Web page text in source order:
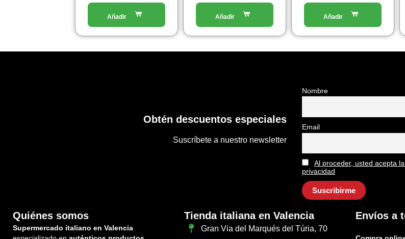
Obtén descuentos especiales
Suscríbete a nuestro newsletter
Nombre
Email
Al proceder, usted acepta
privacidad
Quiénes somos
Supermercado italiano en Valencia
Tienda italiana en Valencia
Gran Via del Marqués del Túria, 70
Envíos a